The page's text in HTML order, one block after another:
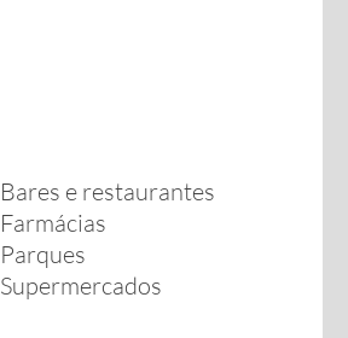
Bares e restaurantes
Farmácias
Parques
Supermercados